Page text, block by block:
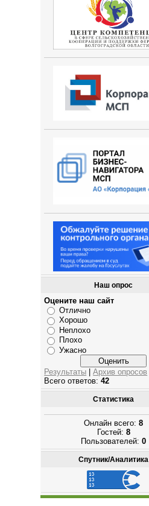
Наш опрос
Оцените наш сайт
Отлично
Хорошо
Неплохо
Плохо
Ужасно
Результаты |Архив опросов
Всего ответов:42
Статистика
Онлайн всего:8
Гостей: 8
Пользователей:0
Спутник/Аналитика